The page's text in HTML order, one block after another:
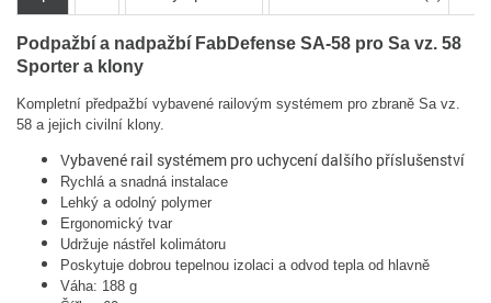
Podpažbí a nadpažbí FabDefense SA-58 pro Sa vz. 58
Sporter a klony
Kompletní předpažbí vybavené railovým systémem pro zbraně Sa vz.
58 a jejich civilní klony.
Vybavené rail systémem pro uchycení dalšího příslušenství
Rychlá a snadná instalace
Lehký a odolný polymer
Ergonomický tvar
Udržuje nástřel kolimátoru
Poskytuje dobrou tepelnou izolaci a odvod tepla od hlavně
Váha: 188 g